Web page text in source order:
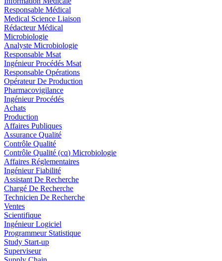
Responsable Médical
Medical Science Liaison
Rédacteur Médical
Microbiologie
Analyste Microbiologie
Responsable Msat
Ingénieur Procédés Msat
Responsable Opérations
Opérateur De Production
Pharmacovigilance
Ingénieur Procédés
Achats
Production
Affaires Publiques
Assurance Qualité
Contrôle Qualité
Contrôle Qualité (cq) Microbiologie
Affaires Réglementaires
Ingénieur Fiabilité
Assistant De Recherche
Chargé De Recherche
Technicien De Recherche
Ventes
Scientifique
Ingénieur Logiciel
Programmeur Statistique
Study Start-up
Superviseur